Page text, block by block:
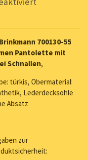
700130-55
Pantolette mit
Schnallen,
türkis, Obermaterial:
Lederdecksohle
Absatz
zur